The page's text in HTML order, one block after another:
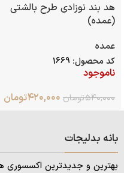
هد بند نوزادی طرح بالشتی
(عمده)
عمده
کد محصول: 1669
ناموجود
۵۴۰,۰۰۰تومان ۴۲۰,۰۰۰تومان
بانه بدلیجات
بهترین و جدیدترین